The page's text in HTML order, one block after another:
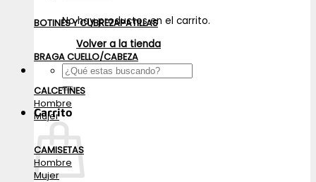
No hay productos en el carrito.
Volver a la tienda
Buscar
por:
Carrito
BOTINES Y CUBREZAPATILLAS
BRAGA CUELLO/CABEZA
CALCETINES
Hombre
Mujer
CAMISETAS
Hombre
Mujer